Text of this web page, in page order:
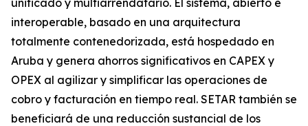
unificado y multiarrendatario. El sistema, abierto e
interoperable, basado en una arquitectura
totalmente contenedorizada, está hospedado en
Aruba y genera ahorros significativos en CAPEX y
OPEX al agilizar y simplificar las operaciones de
cobro y facturación en tiempo real. SETAR también se
beneficiará de una reducción sustancial de los